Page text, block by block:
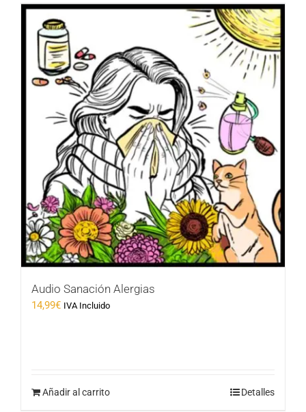
Audio Sanación Alergias
14,99€ IVA Incluido
Añadir al carrito Detalles